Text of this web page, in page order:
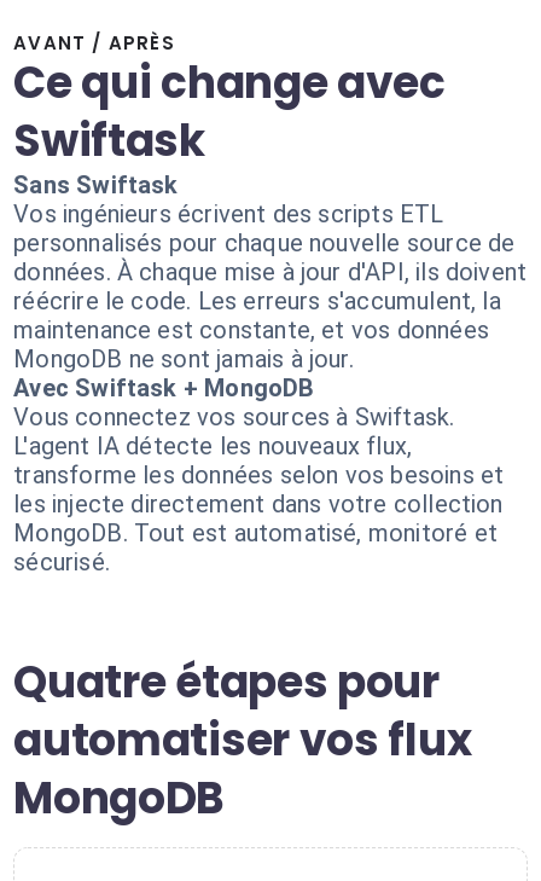
AVANT / APRÈS
Ce qui change avec
Swiftask
Sans Swiftask
Vos ingénieurs écrivent des scripts ETL
personnalisés pour chaque nouvelle source de
données. À chaque mise à jour d'API, ils doivent
réécrire le code. Les erreurs s'accumulent, la
maintenance est constante, et vos données
MongoDB ne sont jamais à jour.
Avec Swiftask + MongoDB
Vous connectez vos sources à Swiftask.
L'agent IA détecte les nouveaux flux,
transforme les données selon vos besoins et
les injecte directement dans votre collection
MongoDB. Tout est automatisé, monitoré et
sécurisé.
Quatre étapes pour
automatiser vos flux
MongoDB